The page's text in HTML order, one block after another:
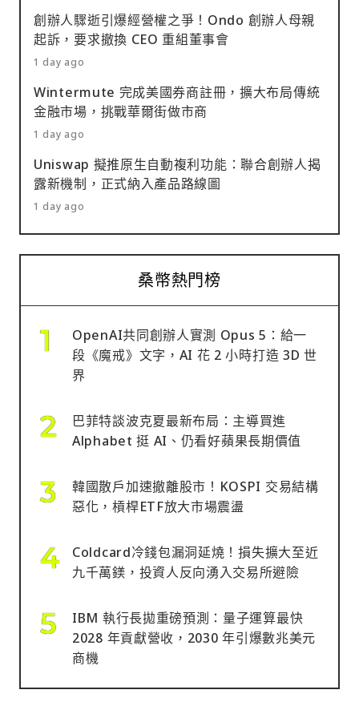
創辦人驟逝引爆經營權之爭！Ondo 創辦人母親
起訴，要求撤換 CEO 重組董事會
1 day ago
Wintermute 完成美國券商註冊，擴大布局傳統
金融市場，挑戰華爾街做市商
1 day ago
Uniswap 擬推原生自動複利功能：聯合創辦人揭
露新機制，正式納入產品路線圖
1 day ago
桑幣熱門榜
OpenAI共同創辦人實測 Opus 5：給一
段《魔戒》文字，AI 花 2 小時打造 3D 世
界
巴菲特談波克夏最新布局：主導買進
Alphabet 挺 AI、仍看好蘋果長期價值
韓國散戶加速撤離股市！KOSPI 交易結構
惡化，槓桿ETF放大市場震盪
Coldcard冷錢包漏洞延燒！損失擴大至近
九千萬鎂，投資人反向湧入交易所避險
IBM 執行長拋重磅預測：量子運算最快
2028 年貢獻營收，2030 年引爆數兆美元
商機